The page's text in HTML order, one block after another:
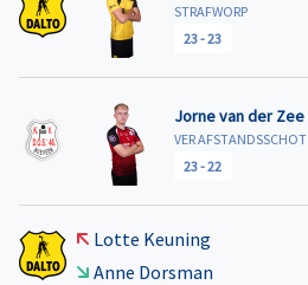
STRAFWORP
23-23
Jorne van der Zee
VER AFSTANDSSCHOT
23-22
Lotte Keuning
Anne Dorsman